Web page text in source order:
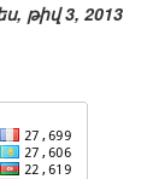
թիվ 3, 2013